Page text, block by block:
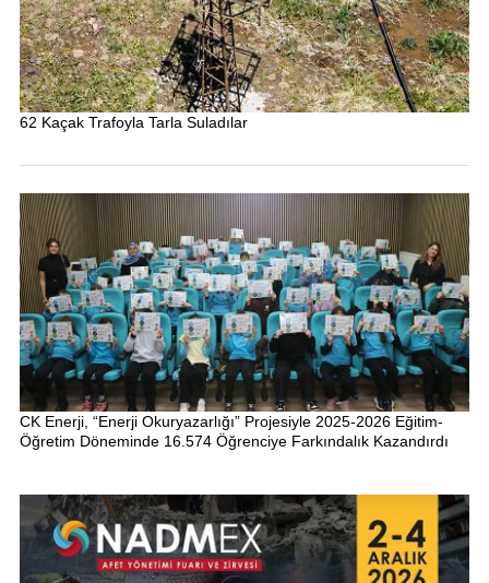
62 Kaçak Trafoyla Tarla Suladılar
CK Enerji, “Enerji Okuryazarlığı” Projesiyle 2025-2026 Eğitim-
Öğretim Döneminde 16.574 Öğrenciye Farkındalık Kazandırdı